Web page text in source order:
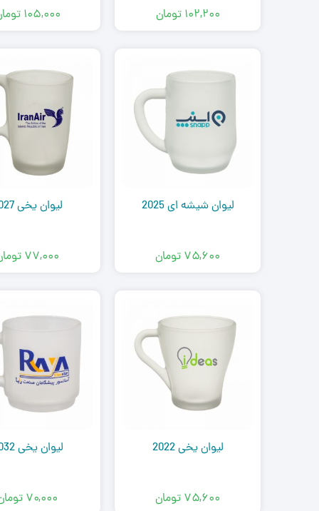
۱۰۲,۲۰۰ تومان ۱۰۵,۰۰۰
لیوان شیشه ای 2025
۷۵,۶۰۰ تومان
لیوان یخی 2027
۷۷,۰۰۰
لیوان یخی 2022
۷۵,۶۰۰ تومان
لیوان یخی 2032
۷۰,۰۰۰